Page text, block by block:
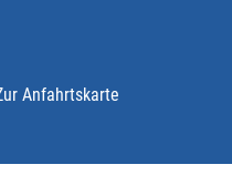
Anfahrtskarte